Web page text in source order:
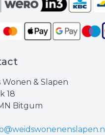
Wonen & Slapen
18
Bitgum